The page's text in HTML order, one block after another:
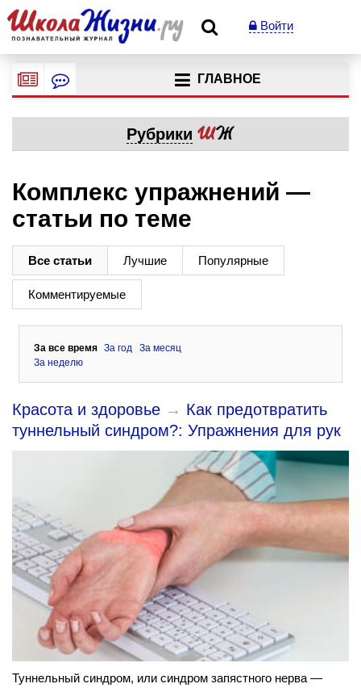
Войти
ГЛАВНОЕ
Рубрики
Комплекс упражнений —
статьи по теме
Все статьи Лучшие Популярные
Комментируемые
За все время За год
За месяц
За неделю
Красота и здоровье → Как предотвратить
туннельный синдром?: Упражнения для рук
Туннельный синдром, или синдром запястного нерва —